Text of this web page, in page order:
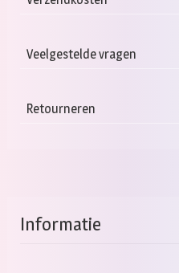
Veelgestelde vragen
Retourneren
Informatie